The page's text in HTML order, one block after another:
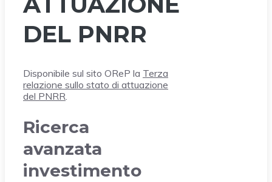
DEL PNRR
Disponibile sul sito OReP la Terza
relazione sullo stato di attuazione
del PNRR.
Ricerca
avanzata
investimento